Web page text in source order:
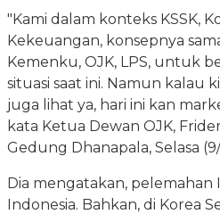
"Kami dalam konteks KSSK,
Kekeuangan, konsepnya
Kemenku, OJK, LPS, untuk
situasi saat ini. Namun kalau
juga lihat ya, hari ini kan
kata Ketua Dewan OJK,
Gedung Dhanapala, Selasa
Dia mengatakan, pelemahan
Indonesia. Bahkan, di Korea